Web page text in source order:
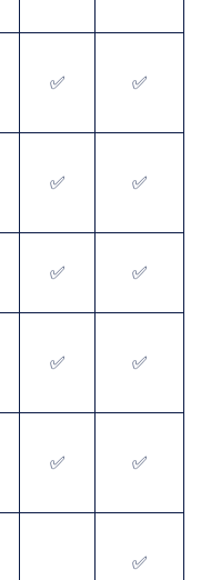
✅ ✅
✅ ✅
✅ ✅
✅ ✅
✅ ✅
✅